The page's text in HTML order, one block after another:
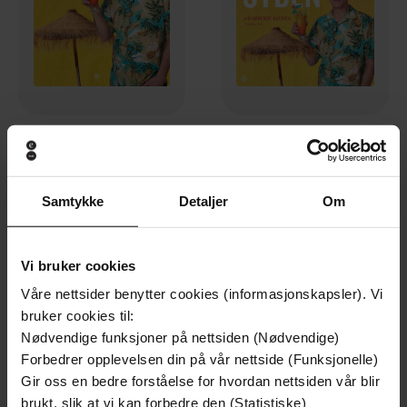
Samtykke Detaljer Om
Vi bruker cookies
Våre nettsider benytter cookies (informasjonskapsler). Vi
bruker cookies til:
Nødvendige funksjoner på nettsiden (Nødvendige)
Forbedrer opplevelsen din på vår nettside (Funksjonelle)
Gir oss en bedre forståelse for hvordan nettsiden vår blir
brukt, slik at vi kan forbedre den (Statistiske)
Are Kalvø
EBOK
229,-
Syden
Are Kalvø
LYDBOK